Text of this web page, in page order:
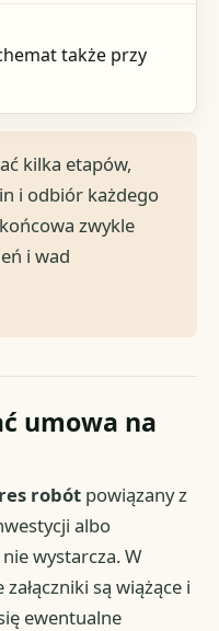
także przy
kilka etapów,
i odbiór każdego
zwykle
i wad
umowa na
robót powiązany z
albo
wystarcza. W
są wiążące i
ewentualne